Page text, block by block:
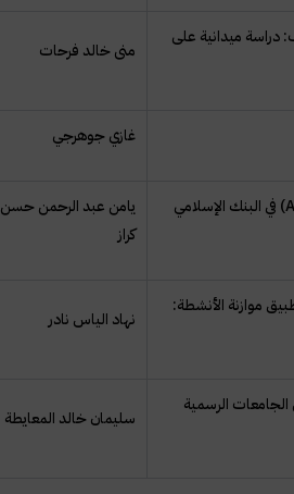
دراسة ميدانية على
منى خالد فرحات
غازي جوهرجي
) في البنك الإسلامي
يامن عبد الرحمن حسن
كراز
موازنة الأنشطة:
نهاد الياس نادر
الجامعات الرسمية
سليمان خالد المعايطة